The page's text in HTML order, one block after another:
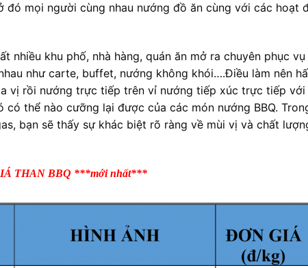
mọi người cùng nhau nướng đồ ăn cùng với các hoạt
nhiều khu phố, nhà hàng, quán ăn mở ra chuyên phục
như carte, buffet, nướng không khói….Điều làm nên
vị rồi nướng trực tiếp trên vỉ nướng tiếp xúc trực tiếp với
có thể nào cưỡng lại được của các món nướng BBQ.
bạn sẽ thấy sự khác biệt rõ ràng về mùi vị và chất
THAN BBQ ***mới nhất***